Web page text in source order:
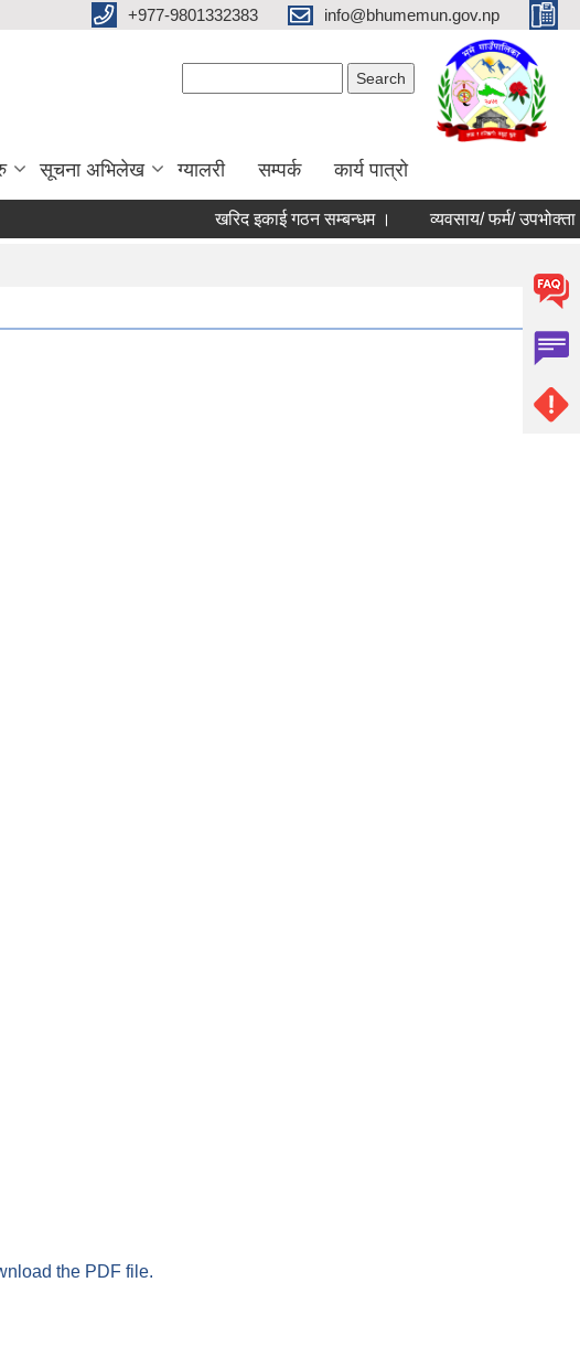
+977-9801332383 info@bhumemun.gov.np
सूचना अभिलेख ग्यालरी सम्पर्क कार्य पात्रो
खरिद इकाई गठन सम्बन्धम । व्यवसाय/ फर्म/ उपभोक्ता /
the PDF file.